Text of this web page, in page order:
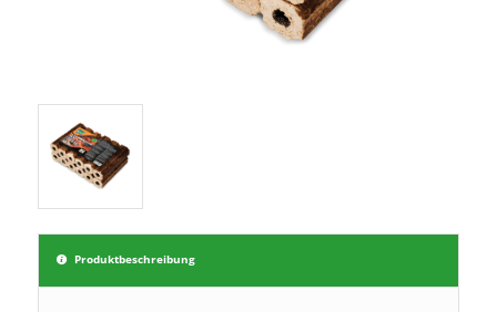
Produktbeschreibung